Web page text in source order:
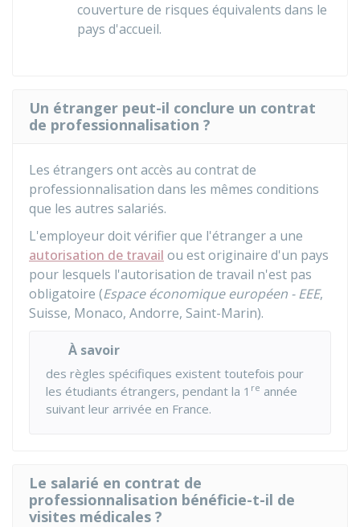
couverture de risques équivalents dans le
pays d'accueil.
Un étranger peut-il conclure un contrat
de professionnalisation ?
Les étrangers ont accès au contrat de
professionnalisation dans les mêmes conditions
que les autres salariés.
L'employeur doit vérifier que l'étranger a une
autorisation de travail ou est originaire d'un pays
pour lesquels l'autorisation de travail n'est pas
obligatoire (Espace économique européen - EEE,
Suisse, Monaco, Andorre, Saint-Marin).
À savoir
des règles spécifiques existent toutefois pour
les étudiants étrangers, pendant la 1 re année
suivant leur arrivée en France.
Le salarié en contrat de
professionnalisation bénéficie-t-il de
visites médicales ?